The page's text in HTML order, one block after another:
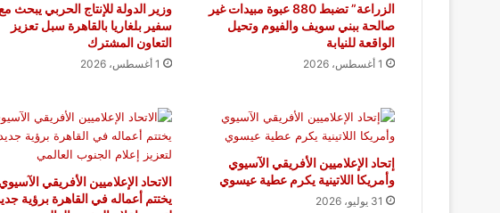
الزراعة” تضبط 880 عبوة مبيدات غير
صالحة ببني سويف والفيوم وتحيل
الواقعة للنيابة
1 أغسطس، 2026
وزير الدولة للإنتاج الحربي يبحث مع
سفير بلغاريا بالقاهرة سبل تعزيز
التعاون المشترك
1 أغسطس، 2026
إتحاد الإعلاميين الأفريقي الآسيوي
وأمريكا اللاتينية يكرم عطية عيسوي
31 يوليو، 2026
الاتحاد الإعلاميين الأفريقي الآسيوي
يختتم أعماله في القاهرة برؤية